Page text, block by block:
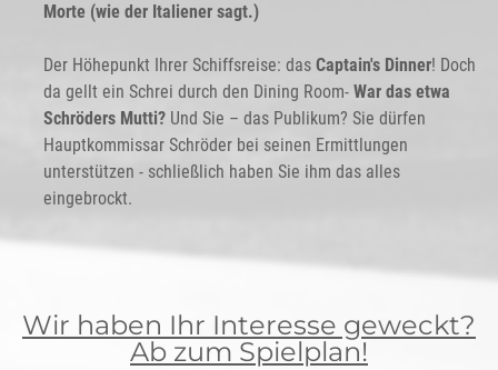
Morte (wie der Italiener sagt.)
Der Höhepunkt Ihrer Schiffsreise: das Captain's Dinner! Doch
da gellt ein Schrei durch den Dining Room- War das etwa
Schröders Mutti?Und Sie – das Publikum? Sie dürfen
Hauptkommissar Schröder bei seinen Ermittlungen
unterstützen - schließlich haben Sie ihm das alles
eingebrockt.
Wir haben Ihr Interesse geweckt?
Ab zum Spielplan!